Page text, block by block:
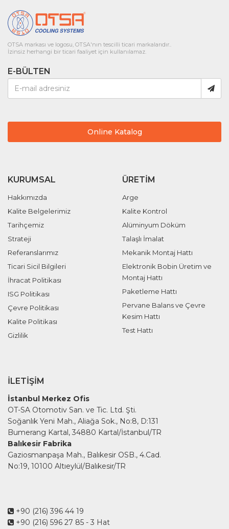
OTSA markası ve logosu, OTSA'nın tescilli ticari markalarıdır..
İzinsiz herhangi bir ticari faaliyet için kullanılamaz.
E-BÜLTEN
Online Katalog
KURUMSAL
Hakkımızda
Kalite Belgelerimiz
Tarihçemiz
Strateji
Referanslarımız
Ticari Sicil Bilgileri
İhracat Politikası
ISG Politikası
Çevre Politikası
Kalite Politikası
Gizlilik
ÜRETIM
Arge
Kalite Kontrol
Alüminyum Döküm
Talaşlı İmalat
Mekanik Montaj Hattı
Elektronik Bobin Üretim ve
Montaj Hattı
Paketleme Hattı
Pervane Balans ve Çevre
Kesim Hattı
Test Hattı
İLETIŞIM
İstanbul Merkez Ofis
OT-SA Otomotiv San. ve Tic. Ltd. Şti.
Soğanlık Yeni Mah., Aliağa Sok., No:8, D:131
Bumerang Kartal, 34880 Kartal/İstanbul/TR
Balıkesir Fabrika
Gaziosmanpaşa Mah., Balıkesir OSB., 4.Cad.
No:19, 10100 Altıeylül/Balıkesir/TR
+90 (216) 396 44 19
+90 (216) 596 27 85 - 3 Hat